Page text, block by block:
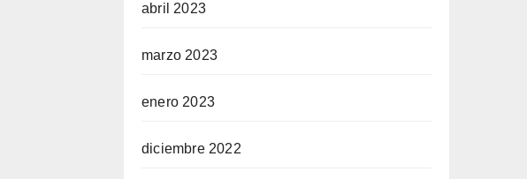
abril 2023
marzo 2023
enero 2023
diciembre 2022